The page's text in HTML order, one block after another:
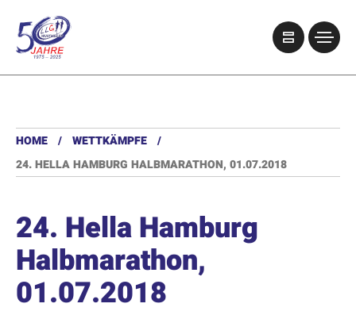
HOME
WETTKÄMPFE
24. HELLA HAMBURG HALBMARATHON, 01.07.2018
24. Hella Hamburg
Halbmarathon,
01.07.2018